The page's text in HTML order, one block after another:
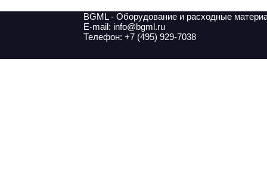
BGML - Оборудование и расходные
E-mail: info@bgml.ru
Телефон: +7 (495) 929-7038